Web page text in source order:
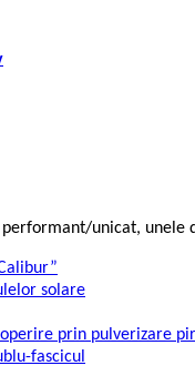
unicat,
solare
prin pulverizare
fascicul